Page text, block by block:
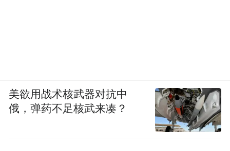
美欲用战术核武器对抗中
俄，弹药不足核武来凑？